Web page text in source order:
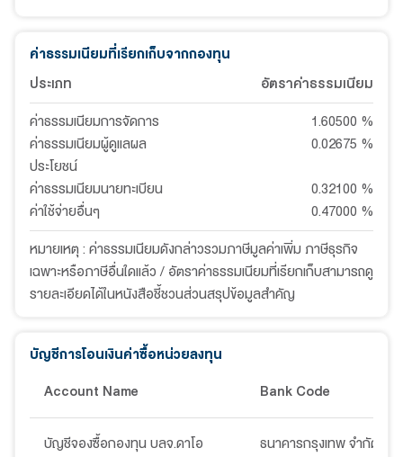
ค่าธรรมเนียมที่เรียกเก็บจากกองทุน
ประเภท
อัตราค่าธรรมเนียม
ค่าธรรมเนียมการจัดการ
1.60500 %
ค่าธรรมเนียมผู้ดูแลผล
ประโยชน์
0.02675 %
ค่าธรรมเนียมนายทะเบียน
0.32100 %
ค่าใช้จ่ายอื่นๆ
0.47000 %
หมายเหตุ : ค่าธรรมเนียมดังกล่าวรวมภาษีมูลค่าเพิ่ม ภาษีธุรกิจ
เฉพาะหรือภาษีอื่นใดแล้ว / อัตราค่าธรรมเนียมที่เรียกเก็บสามารถดู
รายละเอียดได้ในหนังสือชี้ชวนส่วนสรุปข้อมูลสำคัญ
บัญชีการโอนเงินค่าซื้อหน่วยลงทุน
Account Name
Bank Code
บัญชีจองซื้อกองทุน บลจ.ดาโอ ธนาคารกรุงเทพ จำกัด (ม